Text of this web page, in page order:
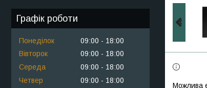
Графік роботи
Понеділок 09:00
18:00
Вівторок
09:00
18:00
Середа
09:00
18:00
Четвер
09:00
18:00